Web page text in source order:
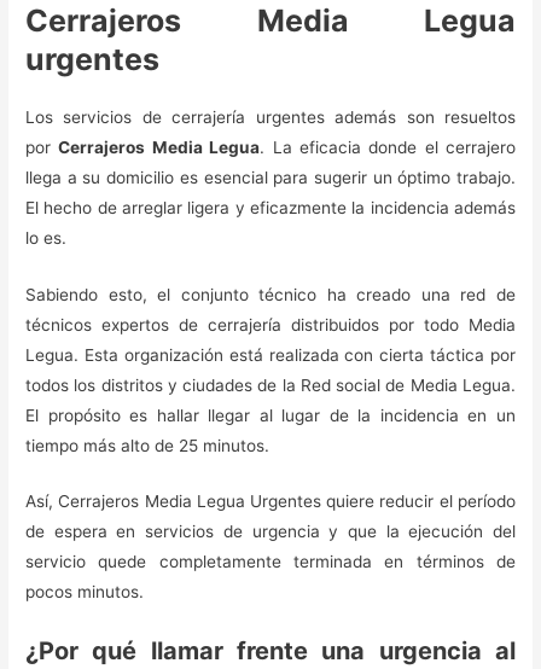
Cerrajeros Media Legua
urgentes
Los servicios de cerrajería urgentes además son resueltos
porCerrajeros Media Legua. La eficacia donde el cerrajero
llega a su domicilio es esencial para sugerir un óptimo trabajo.
El hecho de arreglar ligera y eficazmente la incidencia además
lo es.
Sabiendo esto, el conjunto técnico ha creado una red de
técnicos expertos de cerrajería distribuidos por todo Media
Legua. Esta organización está realizada con cierta táctica por
todos los distritos y ciudades de la Red social de Media Legua.
El propósito es hallar llegar al lugar de la incidencia en un
tiempo más alto de 25 minutos.
Así, Cerrajeros Media Legua Urgentes quiere reducir el período
de espera en servicios de urgencia y que la ejecución del
servicio quede completamente terminada en términos de
pocos minutos.
¿Por qué llamar frente una urgencia al